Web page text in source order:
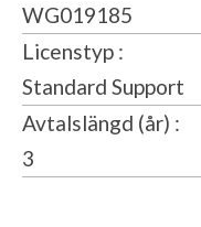
WG019185
Licenstyp
Standard Support
Avtalslängd (år)
3